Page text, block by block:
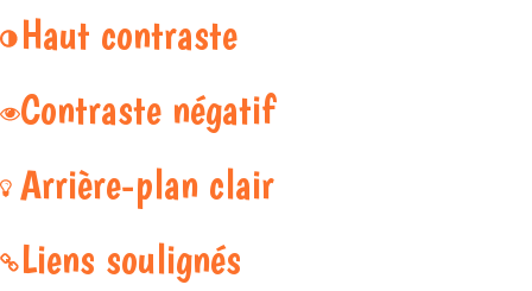
Haut contraste
Contraste négatif
Arrière-plan clair
Liens soulignés